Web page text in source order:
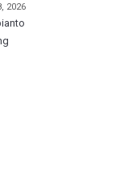
2026